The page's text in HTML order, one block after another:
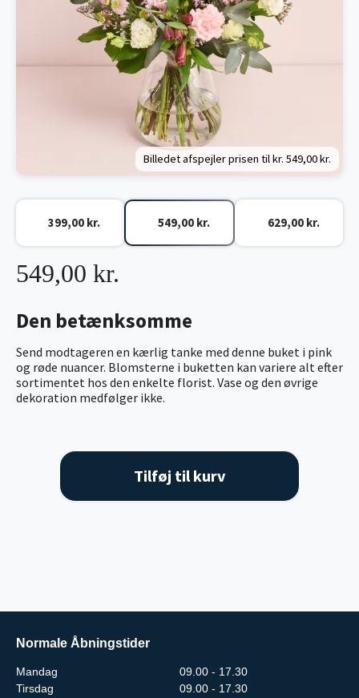
Billedet afspejler prisen til kr. 549,00 kr.
Den betænksomme
Send modtageren en kærlig tanke med denne buket i pink
og røde nuancer. Blomsterne i buketten kan variere alt efter
sortimentet hos den enkelte florist. Vase og den øvrige
dekoration medfølger ikke.
549,00 kr.
399,00 kr. 549,00 kr. 629,00 kr.
Tilføj til kurv
Normale Åbningstider
Mandag
09.00 - 17.30
Tirsdag
09.00 - 17.30